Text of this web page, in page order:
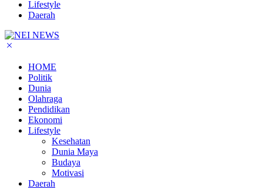
Lifestyle
Daerah
HOME
Politik
Dunia
Olahraga
Pendidikan
Ekonomi
Lifestyle
Kesehatan
Dunia Maya
Budaya
Motivasi
Daerah